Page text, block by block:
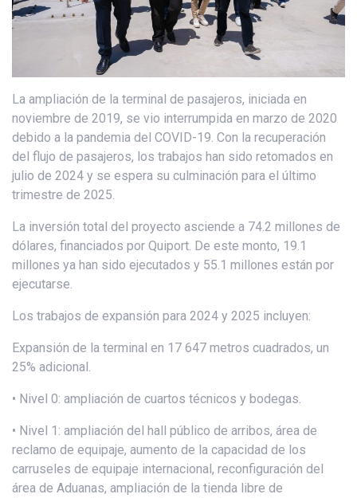
La ampliación de la terminal de pasajeros, iniciada en
noviembre de 2019, se vio interrumpida en marzo de 2020
debido a la pandemia del COVID-19. Con la recuperación
del flujo de pasajeros, los trabajos han sido retomados en
julio de 2024 y se espera su culminación para el último
trimestre de 2025.
La inversión total del proyecto asciende a 74.2 millones de
dólares, financiados por Quiport. De este monto, 19.1
millones ya han sido ejecutados y 55.1 millones están por
ejecutarse.
Los trabajos de expansión para 2024 y 2025 incluyen:
Expansión de la terminal en 17 647 metros cuadrados, un
25% adicional.
• Nivel 0: ampliación de cuartos técnicos y bodegas.
• Nivel 1: ampliación del hall público de arribos, área de
reclamo de equipaje, aumento de la capacidad de los
carruseles de equipaje internacional, reconfiguración del
área de Aduanas, ampliación de la tienda libre de